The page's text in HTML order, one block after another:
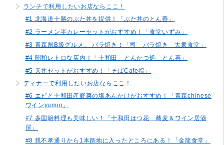
ランチで利用したいお店ならここ！
#1 北海道十勝のぶた丼を提供！「ぶた丼のとん善」
#2 ラーメン半カレーセットがおすすめ！「食堂いずみ」
#3 青森県B級グルメ、 バラ焼き！「司 バラ焼き 大衆食堂」
#4 昭和レトロな店内！「十和田 とんかつ処 とん喜」
#5 天丼セットがおすすめ！「そばCafe福」
ディナーで利用したいお店ならここ！
#6 エビと十和田産野菜の塩あんかけがおすすめ！「青森chinese
ワインyumio」
#7 多国籍料理も美味しい！「十和田はつ花 蕎麦＆ワイン居酒
屋」
#8 親不孝通りから1本路地に入ったところにある！「金龍食堂」